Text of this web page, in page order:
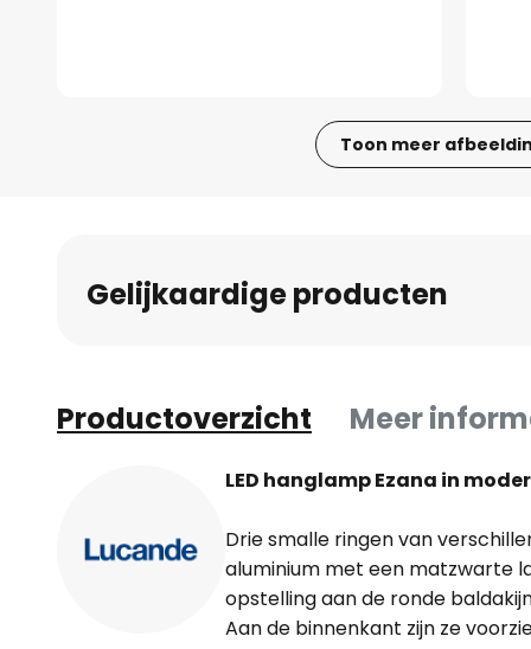
Toon meer
vanGelijkaardige producten
Productoverzicht Meer
LED hanglamp Ezana in
Drie smalle ringen van
aluminium met een matzwarte
opstelling aan de ronde
Aan de binnenkant zijn ze